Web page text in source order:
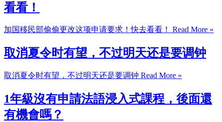
看看！
加国移民部偷偷更改这项申请要求！快去看看！ Read More »
取消夏令时有望，不过明天还是要调钟
取消夏令时有望，不过明天还是要调钟 Read More »
1年級沒有申請法語浸入式課程，後面還
有機會嗎？